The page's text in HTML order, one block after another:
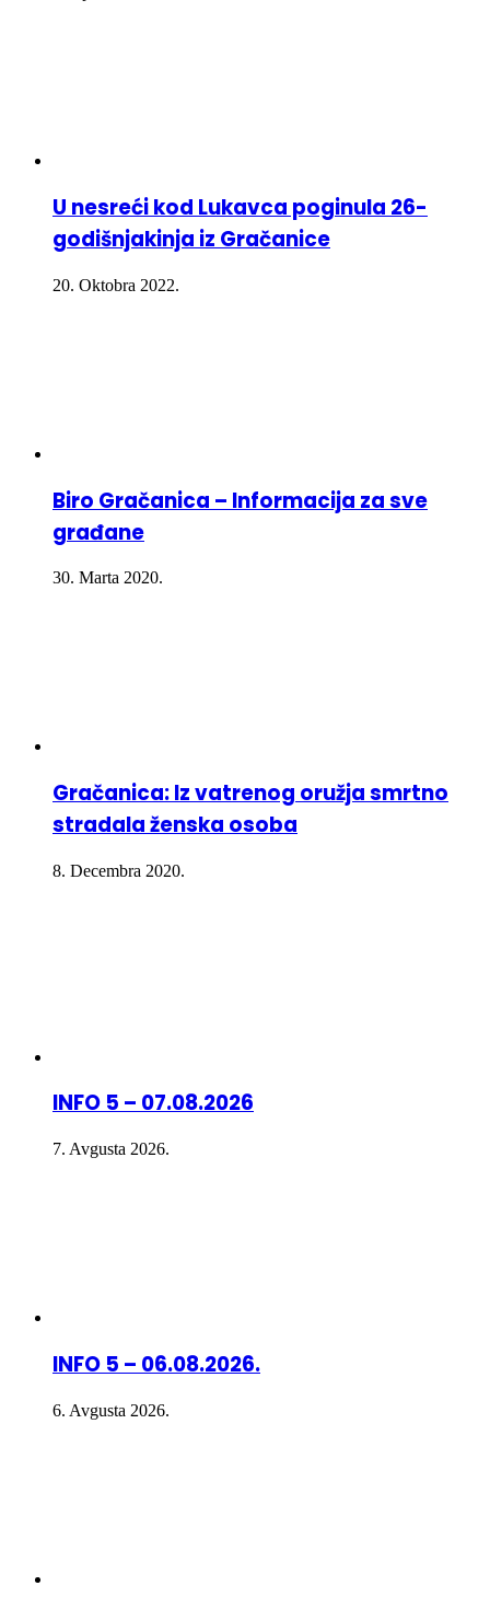
U nesreći kod Lukavca poginula 26-
godišnjakinja iz Gračanice
20. Oktobra 2022.
Biro Gračanica – Informacija za sve
građane
30. Marta 2020.
Gračanica: Iz vatrenog oružja smrtno
stradala ženska osoba
8. Decembra 2020.
INFO 5 – 07.08.2026
7. Avgusta 2026.
INFO 5 – 06.08.2026.
6. Avgusta 2026.